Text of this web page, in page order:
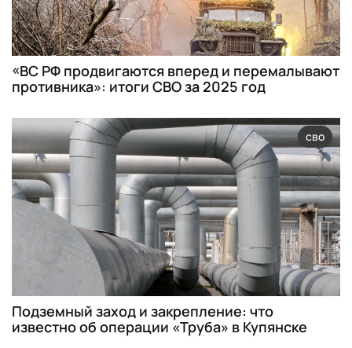
«ВС РФ продвигаются вперед и перемалывают
противника»: итоги СВО за 2025 год
сво
Подземный заход и закрепление: что
известно об операции «Труба» в Купянске